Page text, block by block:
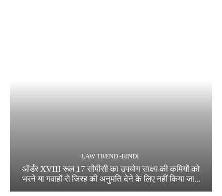
LAW TREND -HINDI
ऑर्डर XVIII रूल 17 सीपीसी का उपयोग साक्ष्य की कमियों को
भरने या गवाहों से जिरह की अनुमति देने के लिए नहीं किया जा...